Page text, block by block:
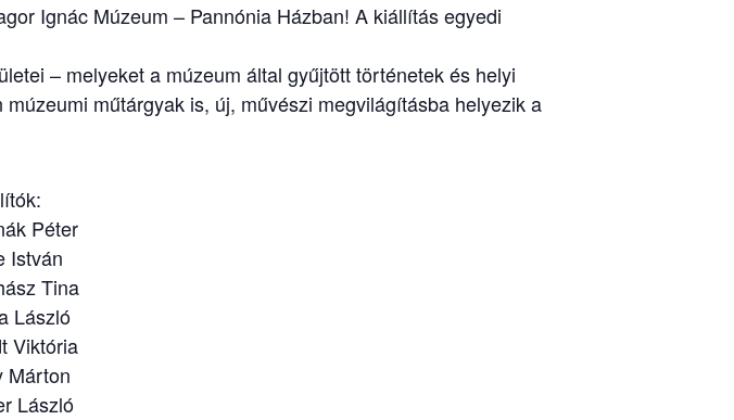
Ignác Múzeum – Pannónia Házban! A kiállítás egyedi
– melyeket a múzeum által gyűjtött történetek és helyi
műtárgyak is, új, művészi megvilágításba helyezik a
Péter
István
Tina
László
Viktória
Márton
László